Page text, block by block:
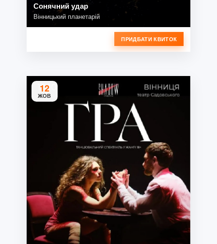
Сонячний удар
Вінницький планетарій
ПРИДБАТИ КВИТОК
12
ЖОВ